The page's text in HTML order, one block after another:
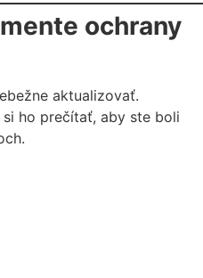
ochrany
aktualizovať.
ho prečítať, aby ste boli